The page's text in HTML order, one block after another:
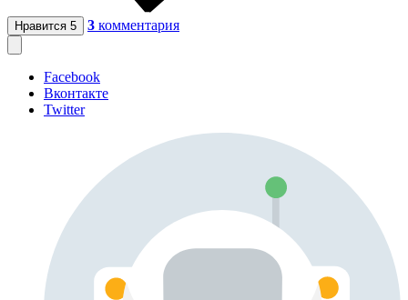
Нравится 5 3 комментария
Facebook
Вконтакте
Twitter